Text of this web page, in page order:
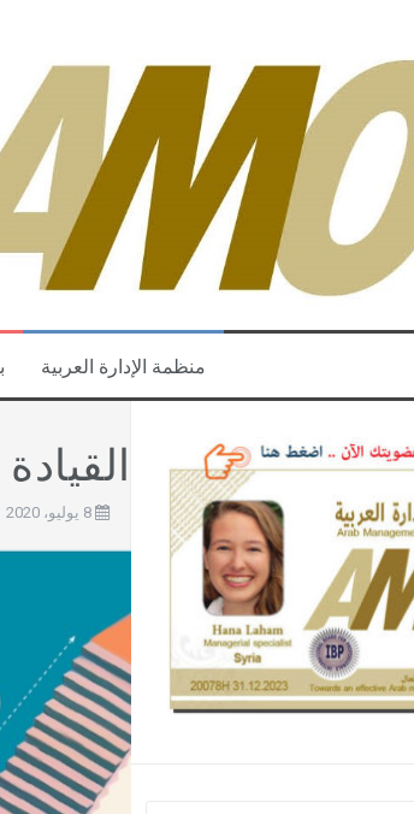
منظمة الإدارة العربية
8 يوليو، 2020